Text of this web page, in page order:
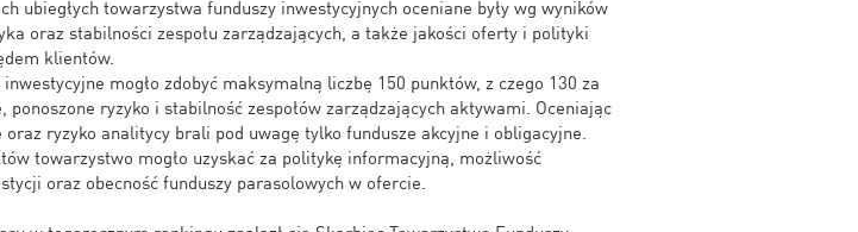
ubiegłych towarzystwa funduszy inwestycyjnych oceniane były wg wyników
oraz stabilności zespołu zarządzających, a także jakości oferty i polityki
klientów.
mogło zdobyć maksymalną liczbę 150 punktów, z czego 130 za
ryzyko i stabilność zespołów zarządzających aktywami. Oceniając
ryzyko analitycy brali pod uwagę tylko fundusze akcyjne i obligacyjne.
towarzystwo mogło uzyskać za politykę informacyjną, możliwość
oraz obecność funduszy parasolowych w ofercie.